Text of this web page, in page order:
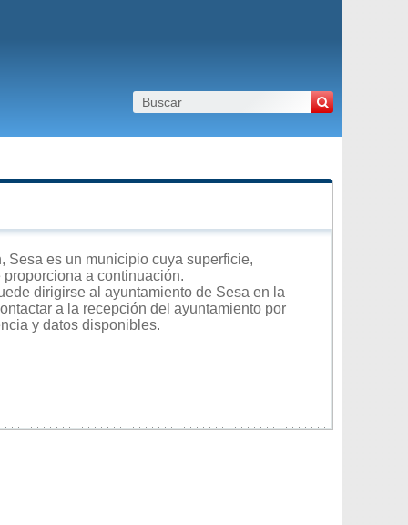
Sesa es un municipio cuya superficie,
a continuación.
dirigirse al ayuntamiento de Sesa en la
a la recepción del ayuntamiento por
y datos disponibles.